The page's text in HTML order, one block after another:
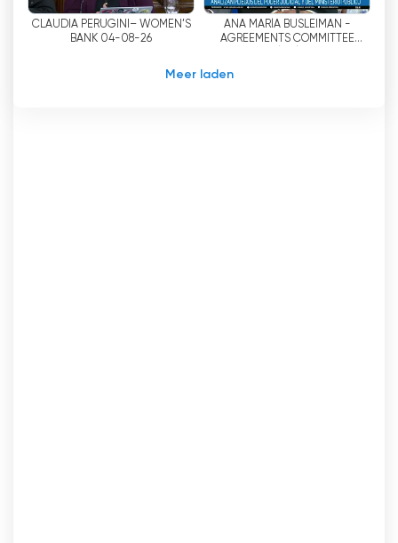
CLAUDIA PERUGINI– WOMEN’S
BANK 04-08-26
ANA MARÍA BUSLEIMAN -
AGREEMENTS COMMITTEE
Meer laden